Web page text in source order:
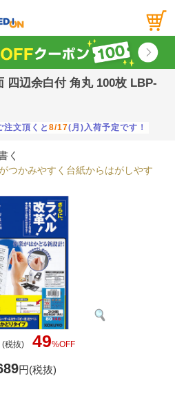
四辺余白付 角丸 100枚 LBP-
注文頂くと 8/17(月)入荷予定です！
く
つかみやすく台紙からはがしやす
(税抜) 49%OFF
円(税抜)